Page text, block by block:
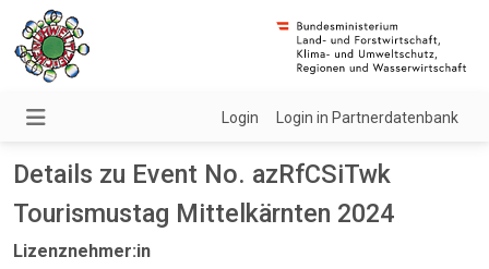
Login Login in Partnerdatenbank
Details zu Event No. azRfCSiTwk
Tourismustag Mittelkärnten 2024
Lizenznehmer:in